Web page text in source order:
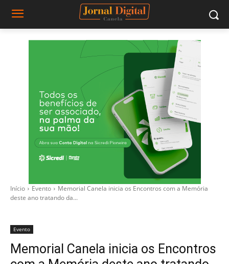
Início Evento
Memorial Canela inicia os Encontros com a Memória
deste ano tratando da...
Evento
Memorial Canela inicia os Encontros